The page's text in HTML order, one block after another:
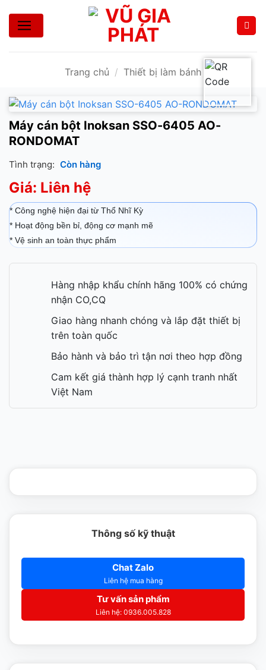
nội
Trang chủ / Thiết bị làm bánh
Máy cán bột Inoksan SSO-6405 AO-
RONDOMAT
Tình trạng: Còn hàng
Giá: Liên hệ
* Công nghệ hiện đại từ Thổ Nhĩ Kỳ
* Hoạt động bền bỉ, động cơ mạnh mẽ
* Vệ sinh an toàn thực phẩm
Hàng nhập khẩu chính hãng 100% có chứng
nhận CO,CQ
Giao hàng nhanh chóng và lắp đặt thiết bị
trên toàn quốc
Bảo hành và bảo trì tận nơi theo hợp đồng
Cam kết giá thành hợp lý cạnh tranh nhất
Việt Nam
Thông số kỹ thuật
Chat Zalo
Liên hệ mua hàng
Tư vấn sản phẩm
Liên hệ: 0936.005.828